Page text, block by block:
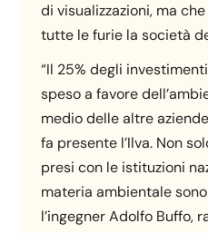
di visualizzazioni, ma
tutte le furie la società
“Il 25% degli
speso a favore
medio delle altre
fa presente l’Ilva. Non
presi con le istituzioni
materia ambientale
l’ingegner Adolfo Buffo,